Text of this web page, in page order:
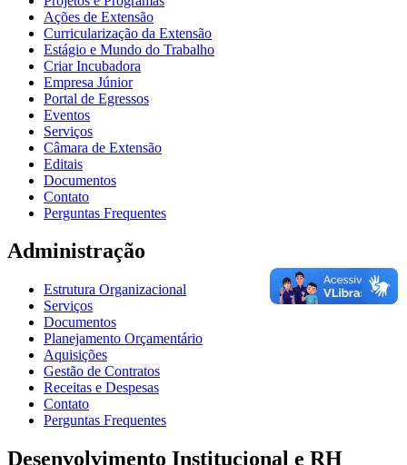
Ações de Extensão
Curricularização da Extensão
Estágio e Mundo do Trabalho
Criar Incubadora
Empresa Júnior
Portal de Egressos
Eventos
Serviços
Câmara de Extensão
Editais
Documentos
Contato
Perguntas Frequentes
Administração
Estrutura Organizacional
Serviços
Documentos
Planejamento Orçamentário
Aquisições
Gestão de Contratos
Receitas e Despesas
Contato
Perguntas Frequentes
Desenvolvimento Institucional e RH